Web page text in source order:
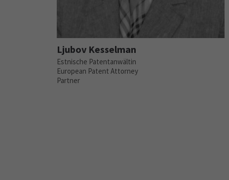
Ljubov Kesselman
Estnische Patentanwältin
European Patent Attorney
Partner